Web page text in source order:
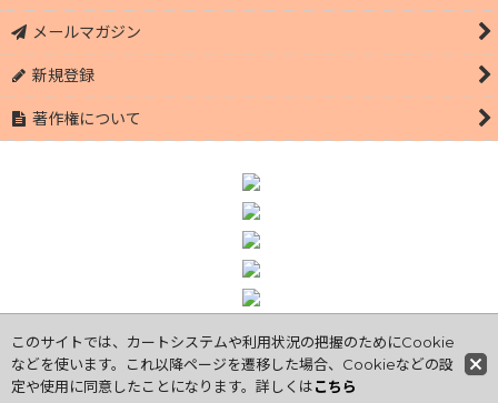
メールマガジン
新規登録
著作権について
Copyright© 【公式オンラインショップ】萩市のブランド豚 萩むつ
み豚 | 有限会社小野養豚 丁寧に安全に育てています All Rights
Reserved.
このサイトでは、カートシステムや利用状況の把握のためにCookie
などを使います。これ以降ページを遷移した場合、Cookieなどの設
定や使用に同意したことになります。詳しくはこちら